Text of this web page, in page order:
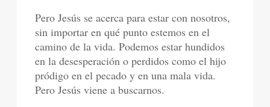
Pero Jesús se acerca para estar con nosotros,
sin importar en qué punto estemos en el
camino de la vida. Podemos estar hundidos
en la desesperación o perdidos como el hijo
pródigo en el pecado y en una mala vida.
Pero Jesús viene a buscarnos.